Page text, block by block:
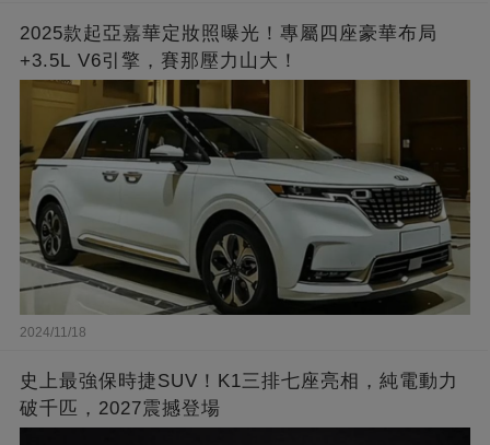
2025款起亞嘉華定妝照曝光！專屬四座豪華布局
+3.5L V6引擎，賽那壓力山大！
2024/11/18
史上最強保時捷SUV！K1三排七座亮相，純電動力
破千匹，2027震撼登場